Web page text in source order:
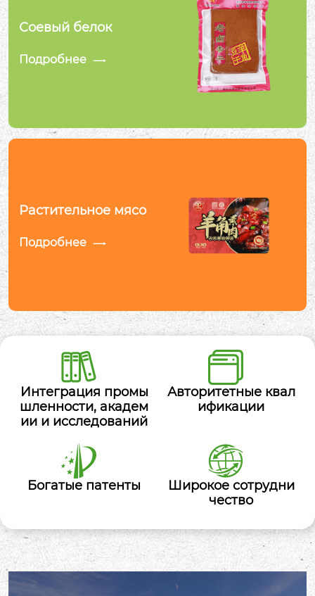
Соевый белок
Подробнее 
Растительное мясо
Подробнее 
Интеграция промы
шленности, академ
ии и исследований
Авторитетные квал
ификации
Богатые патенты
Широкое сотрудни
чество